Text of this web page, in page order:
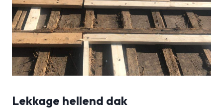
Lekkage hellend dak